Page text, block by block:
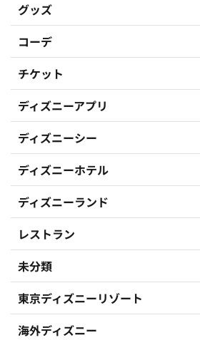
グッズ
コーデ
チケット
ディズニーアプリ
ディズニーシー
ディズニーホテル
ディズニーランド
レストラン
未分類
東京ディズニーリゾート
海外ディズニー